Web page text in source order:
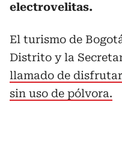
electrovelitas.
El turismo de
Distrito y la
llamado de
sin uso de pólvora.